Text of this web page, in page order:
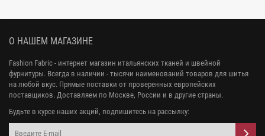
О НАШЕМ МАГАЗИНЕ
Fashion Fabric - интернет магазин итальянских тканей и швейной
фурнитуры. Всегда в наличии - тысячи наименований товаров для шитья
на любой вкус. Прямые поставки от проверенных европейских
поставщиков. Доставляем по Москве, России и в другие страны.
Будьте в курсе наших акций, подпишитесь на рассылку: